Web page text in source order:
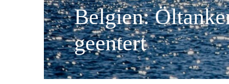
Belgien:
geentert